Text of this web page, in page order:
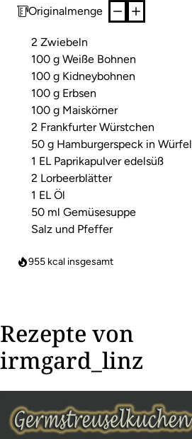
Originalmenge
2 Zwiebeln
100 g Weiße Bohnen
100 g Kidneybohnen
100 g Erbsen
100 g Maiskörner
2 Frankfurter Würstchen
50 g Hamburgerspeck in Würfel
1 EL Paprikapulver edelsüß
2 Lorbeerblätter
1 EL Öl
50 ml Gemüsesuppe
Salz und Pfeffer
955 kcal insgesamt
Rezepte von
irmgard_linz